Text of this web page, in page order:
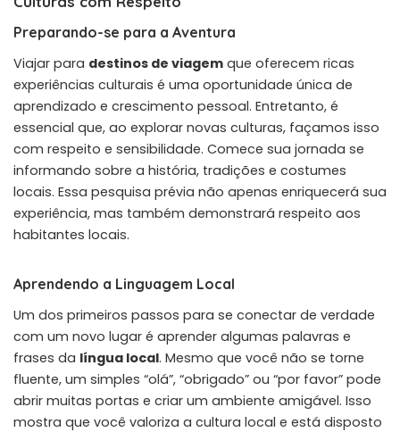
Preparando-se para a Aventura
Viajar para destinos de viagem que oferecem ricas
experiências culturais é uma oportunidade única de
aprendizado e crescimento pessoal. Entretanto, é
essencial que, ao explorar novas culturas, façamos isso
com respeito e sensibilidade. Comece sua jornada se
informando sobre a história, tradições e costumes
locais. Essa pesquisa prévia não apenas enriquecerá sua
experiência, mas também demonstrará respeito aos
habitantes locais.
Aprendendo a Linguagem Local
Um dos primeiros passos para se conectar de verdade
com um novo lugar é aprender algumas palavras e
frases da língua local. Mesmo que você não se torne
fluente, um simples “olá”, “obrigado” ou “por favor” pode
abrir muitas portas e criar um ambiente amigável. Isso
mostra que você valoriza a cultura local e está disposto